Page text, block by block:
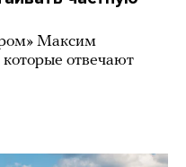
Максим
которые отвечают